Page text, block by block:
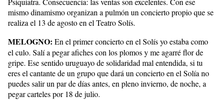
mismo dinamismo organizan a pulmón un concierto propio que se
realiza el 13 de agosto en el Teatro Solís.
MELOGNO: En el primer concierto en el Solís yo estaba como
el culo. Salí a pegar afiches con los plomos y me agarré flor de
gripe. Ese sentido uruguayo de solidaridad mal entendida, si tu
eres el cantante de un grupo que dará un concierto en el Solía no
puedes salir un par de días antes, en pleno invierno, de noche, a
pegar carteles por 18 de julio.